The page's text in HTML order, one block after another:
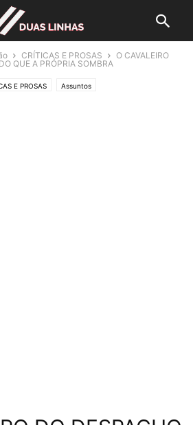
CRÍTICAS E PROSAS
O CAVALEIRO
QUE A PRÓPRIA SOMBRA
E PROSAS Assuntos